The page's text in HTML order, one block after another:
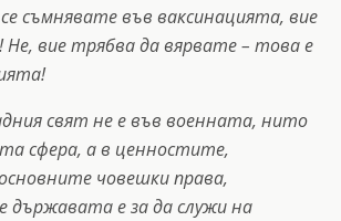
съмнявате във ваксинацията, вие
вие трябва да вярвате – това е
свят не е във военната, нито
сфера, а в ценностите,
човешки права,
държавата е за да служи на